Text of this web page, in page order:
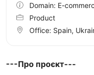
---Про проєкт---
Domain: E-
Product
Office: Spain,